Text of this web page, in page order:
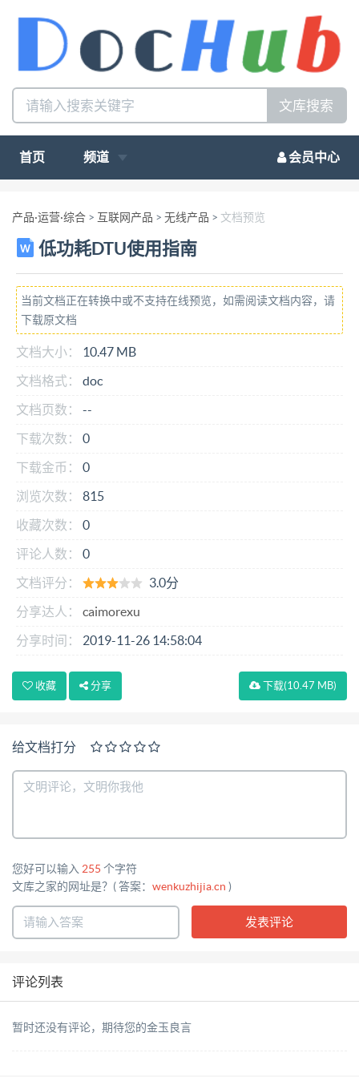
文库搜索
首页 频道 会员中心
产品·运营·综合 > 互联网产品 > 无线产品 > 文档预览
低功耗DTU使用指南
当前文档正在转换中或不支持在线预览，如需阅读文档内容，请
下载原文档
文档大小：
10.47 MB
文档格式：
doc
文档页数：
--
下载次数：
0
下载金币：
0
浏览次数：
815
收藏次数：
0
评论人数：
0
文档评分：
3.0分
分享达人：
caimorexu
分享时间：
2019-11-26 14:58:04
下载(10.47 MB)
收藏 分享
给文档打分
您好可以输入 255 个字符
文库之家的网址是？( 答案： wenkuzhijia.cn )
评论列表
暂时还没有评论，期待您的金玉良言